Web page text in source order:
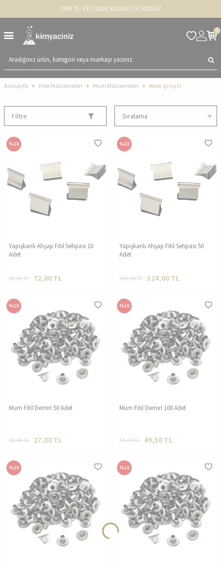
3500 TL VE ÜZERİ KARGO ÜCRETSİZ
0
Anasayfa Hobi Malzemeleri Mum Malzemeleri Mum Çıtçıtı
Filtre
%10
Yapışkanlı Ahşap Fitil Sehpası 10
Adet
80,00TL 72,00 TL
%10
Yapışkanlı Ahşap Fitil Sehpası 50
Adet
360,00TL 324,00 TL
%10
Mum Fitil Demiri 50 Adet
30,00TL 27,00 TL
%10
Mum Fitil Demiri 100 Adet
55,00TL 49,50 TL
%10 %10